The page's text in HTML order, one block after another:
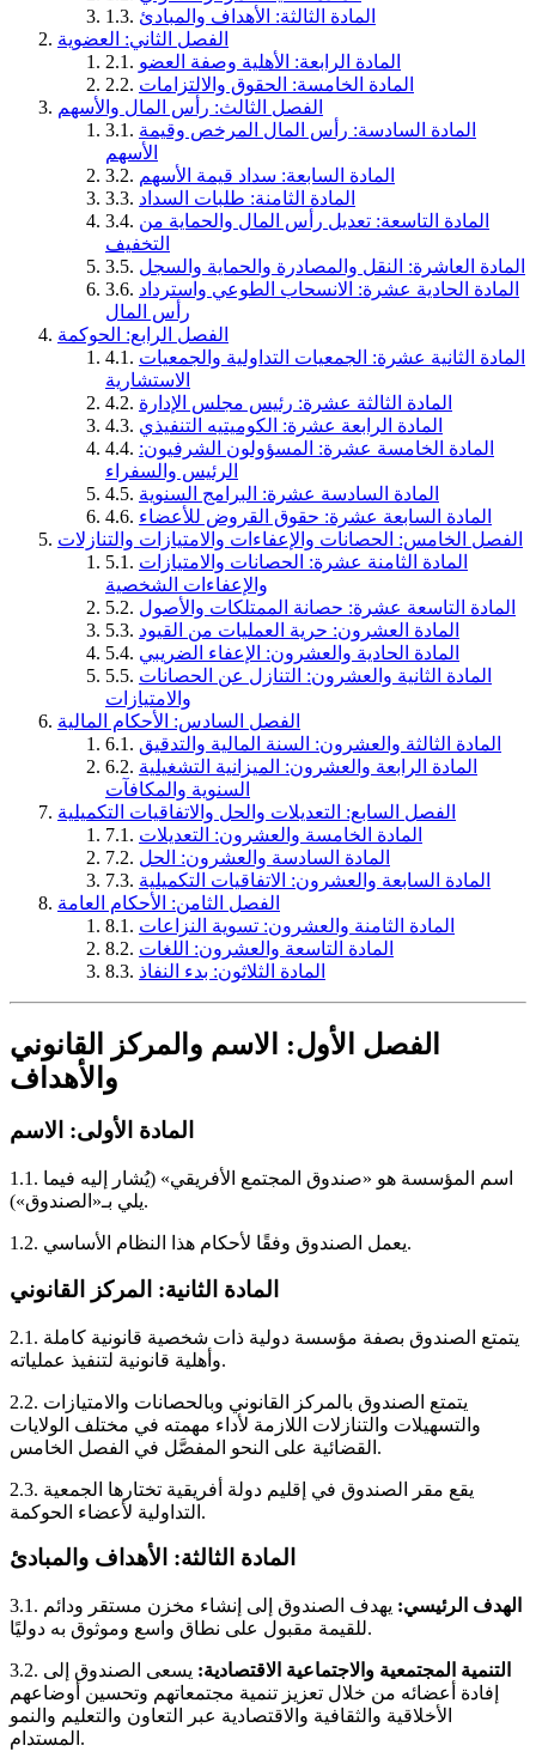
1.3. المادة الثالثة: الأهداف والمبادئ
الفصل الثاني: العضوية
2.1. المادة الرابعة: الأهلية وصفة العضو
2.2. المادة الخامسة: الحقوق والالتزامات
الفصل الثالث: رأس المال والأسهم
3.1. المادة السادسة: رأس المال المرخص وقيمة
الأسهم
3.2. المادة السابعة: سداد قيمة الأسهم
3.3. المادة الثامنة: طلبات السداد
3.4. المادة التاسعة: تعديل رأس المال والحماية من
التخفيف
3.5. المادة العاشرة: النقل والمصادرة والحماية والسجل
3.6. المادة الحادية عشرة: الانسحاب الطوعي واسترداد
رأس المال
الفصل الرابع: الحوكمة
4.1. المادة الثانية عشرة: الجمعيات التداولية والجمعيات
الاستشارية
4.2. المادة الثالثة عشرة: رئيس مجلس الإدارة
4.3. المادة الرابعة عشرة: الكوميتيه التنفيذي
4.4. المادة الخامسة عشرة: المسؤولون الشرفيون:
الرئيس والسفراء
4.5. المادة السادسة عشرة: البرامج السنوية
4.6. المادة السابعة عشرة: حقوق القروض للأعضاء
الفصل الخامس: الحصانات والإعفاءات والامتيازات والتنازلات
5.1. المادة الثامنة عشرة: الحصانات والامتيازات
والإعفاءات الشخصية
5.2. المادة التاسعة عشرة: حصانة الممتلكات والأصول
5.3. المادة العشرون: حرية العمليات من القيود
5.4. المادة الحادية والعشرون: الإعفاء الضريبي
5.5. المادة الثانية والعشرون: التنازل عن الحصانات
والامتيازات
الفصل السادس: الأحكام المالية
6.1. المادة الثالثة والعشرون: السنة المالية والتدقيق
6.2. المادة الرابعة والعشرون: الميزانية التشغيلية
السنوية والمكافآت
الفصل السابع: التعديلات والحل والاتفاقيات التكميلية
7.1. المادة الخامسة والعشرون: التعديلات
7.2. المادة السادسة والعشرون: الحل
7.3. المادة السابعة والعشرون: الاتفاقيات التكميلية
الفصل الثامن: الأحكام العامة
8.1. المادة الثامنة والعشرون: تسوية النزاعات
8.2. المادة التاسعة والعشرون: اللغات
8.3. المادة الثلاثون: بدء النفاذ
الفصل الأول: الاسم والمركز القانوني
والأهداف
المادة الأولى: الاسم
1.1.
يلي بـ«الصندوق»).
1.2. يعمل الصندوق وفقًا لأحكام هذا النظام الأساسي.
المادة الثانية: المركز القانوني
2.1.
وأهلية قانونية لتنفيذ عملياته.
2.2.
والتسهيلات والتنازلات اللازمة لأداء مهمته في مختلف الولايات
القضائية على النحو المفصَّل في الفصل الخامس.
2.3.
التداولية لأعضاء الحوكمة.
المادة الثالثة: الأهداف والمبادئ
3.1. الهدف الرئيسي: يهدف الصندوق إلى إنشاء مخزن مستقر ودائم
للقيمة مقبول على نطاق واسع وموثوق به دوليًا.
3.2. التنمية المجتمعية والاجتماعية الاقتصادية: يسعى الصندوق إلى
إفادة أعضائه من خلال تعزيز تنمية مجتمعاتهم وتحسين أوضاعهم
الأخلاقية والثقافية والاقتصادية عبر التعاون والتعليم والنمو
المستدام.